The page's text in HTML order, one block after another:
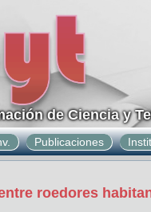
de Ciencia y
Publicaciones
roedores